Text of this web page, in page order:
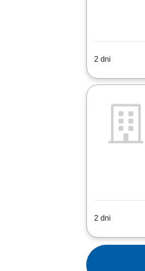
2 dni
2 dni